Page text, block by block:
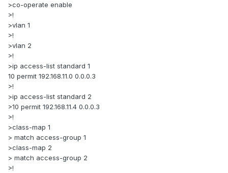
>co-operate enable
>!
>vlan 1
>!
>vlan 2
>!
>ip access-list standard 1
10 permit 192.168.11.0 0.0.0.3
>!
>ip access-list standard 2
>10 permit 192.168.11.4 0.0.0.3
>!
>class-map 1
> match access-group 1
>class-map 2
> match access-group 2
>!